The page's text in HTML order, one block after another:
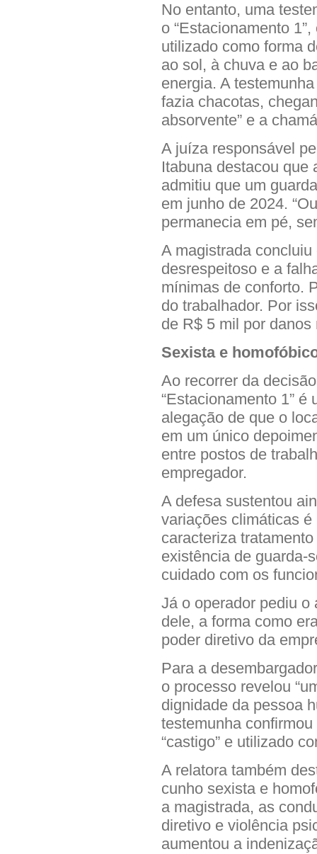
No entanto, uma
o “Estacionamento
utilizado como forma
ao sol, à chuva e ao
energia. A
fazia chacotas,
absorvente” e a
A juíza responsável
Itabuna destacou que
admitiu que um
em junho de 2024.
permanecia em pé,
A magistrada
desrespeitoso e a
mínimas de conforto.
do trabalhador. Por
de R$ 5 mil por danos
Sexista e
Ao recorrer da
“Estacionamento 1”
alegação de que o
em um único
entre postos de
empregador.
A defesa sustentou
variações climáticas
caracteriza
existência de guarda-
cuidado com os
Já o operador pediu o
dele, a forma como
poder diretivo da
Para a
o processo revelou
dignidade da pessoa
testemunha
“castigo” e utilizado
A relatora também
cunho sexista e
a magistrada, as
diretivo e violência
aumentou a